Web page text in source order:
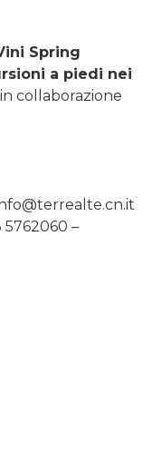
Spring
a piedi nei
in collaborazione
5762060 –